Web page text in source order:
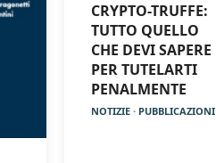
CRYPTO-TRUFFE:
TUTTO QUELLO
CHE DEVI SAPERE
PER TUTELARTI
PENALMENTE
NOTIZIE · PUBBLICAZIONI